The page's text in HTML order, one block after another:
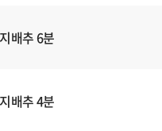
배추 6분
배추 4분